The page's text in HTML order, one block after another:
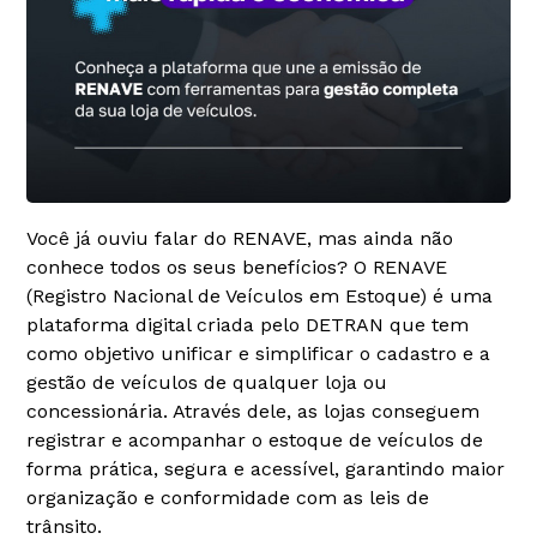
Você já ouviu falar do RENAVE, mas ainda não
conhece todos os seus benefícios? O RENAVE
(Registro Nacional de Veículos em Estoque) é uma
plataforma digital criada pelo DETRAN que tem
como objetivo unificar e simplificar o cadastro e a
gestão de veículos de qualquer loja ou
concessionária. Através dele, as lojas conseguem
registrar e acompanhar o estoque de veículos de
forma prática, segura e acessível, garantindo maior
organização e conformidade com as leis de
trânsito.